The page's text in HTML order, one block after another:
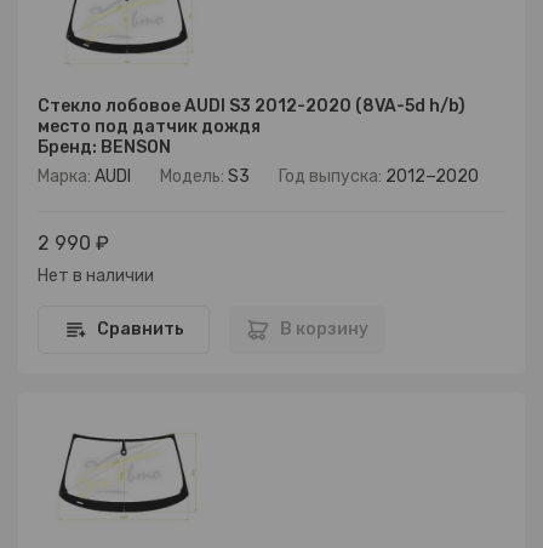
Стекло лобовое AUDI S3 2012-2020 (8VA-5d h/b)
место под датчик дождя
Бренд: BENSON
Марка: AUDI Модель: S3 Год выпуска: 2012−2020
2 990 ₽
Нет в наличии
Сравнить В корзину